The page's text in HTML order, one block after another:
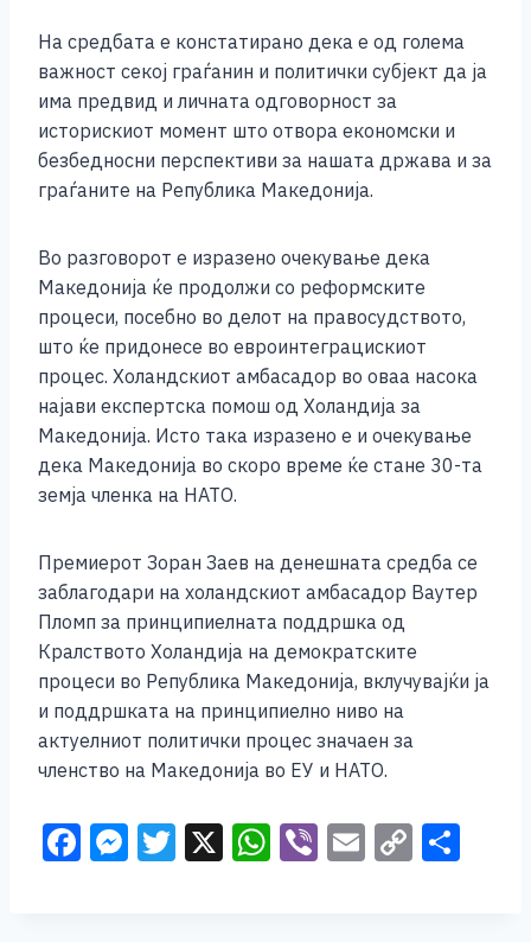
На средбата е констатирано дека е од голема
важност секој граѓанин и политички субјект да ја
има предвид и личната одговорност за
историскиот момент што отвора економски и
безбедносни перспективи за нашата држава и за
граѓаните на Република Македонија.
Во разговорот е изразено очекување дека
Македонија ќе продолжи со реформските
процеси, посебно во делот на правосудството,
што ќе придонесе во евроинтеграцискиот
процес. Холандскиот амбасадор во оваа насока
најави експертска помош од Холандија за
Македонија. Исто така изразено е и очекување
дека Македонија во скоро време ќе стане 30-та
земја членка на НАТО.
Премиерот Зоран Заев на денешната средба се
заблагодари на холандскиот амбасадор Ваутер
Пломп за принципиелната поддршка од
Кралството Холандија на демократските
процеси во Република Македонија, вклучувајќи ја
и поддршката на принципиелно ниво на
актуелниот политички процес значаен за
членство на Македонија во ЕУ и НАТО.
F M T X W Vi E C